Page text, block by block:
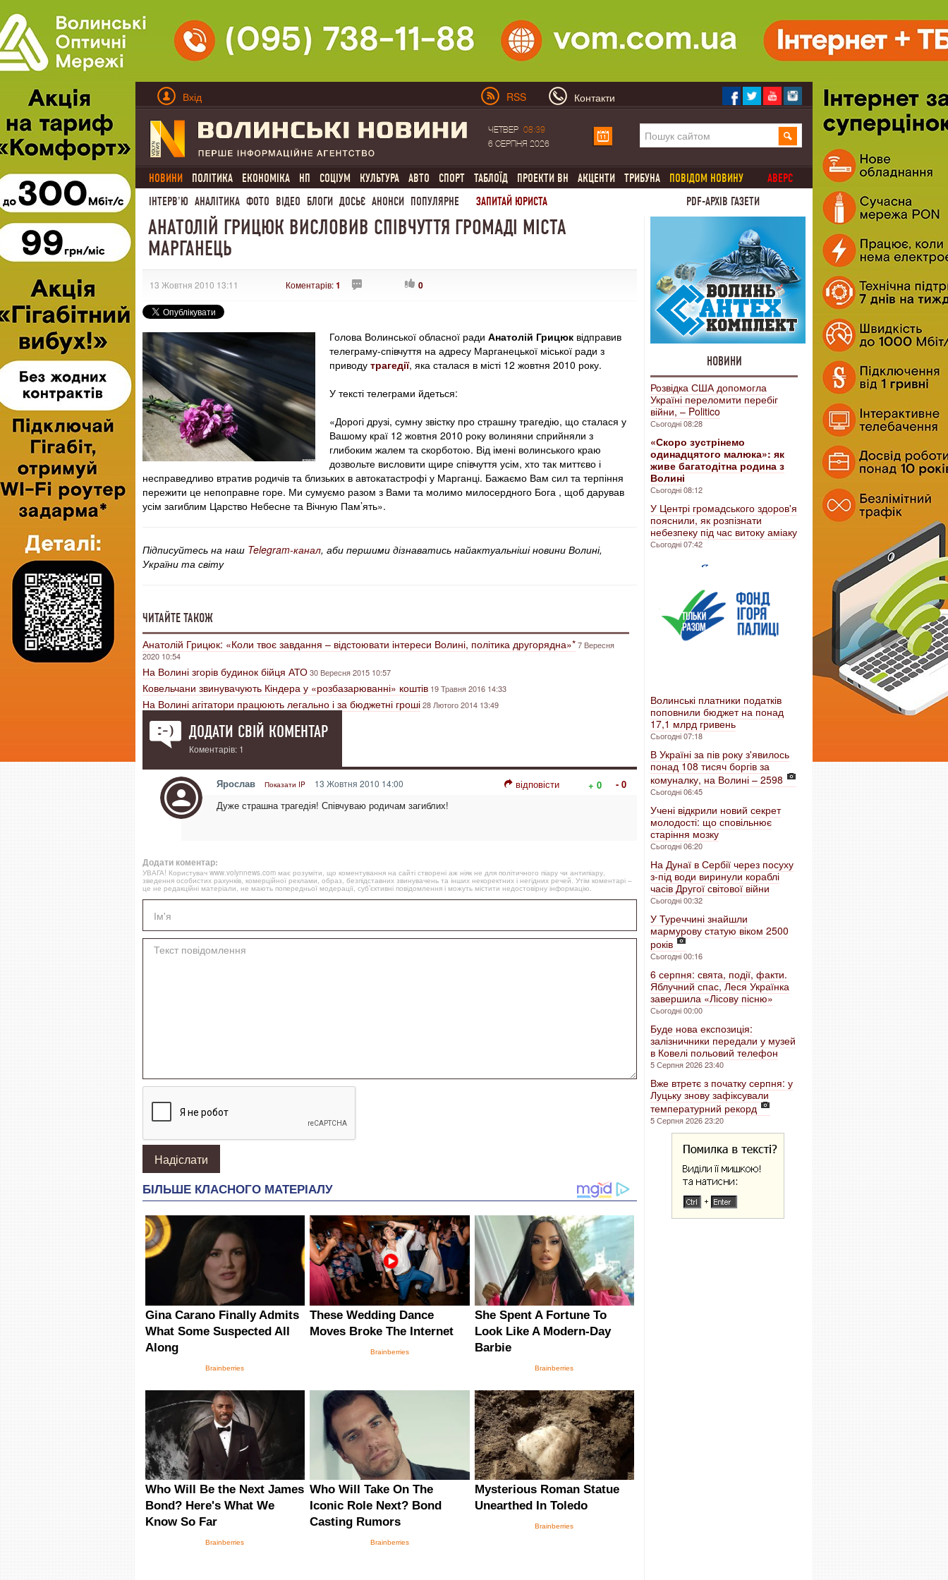
Вхід RSS Контакти
ЧЕТВЕР
08:39
6 СЕРПНЯ 2026
НОВИНИ ПОЛІТИКА ЕКОНОМІКА НП СОЦІУМ КУЛЬТУРА АВТО СПОРТ ТАБЛОЇД ПРОЕКТИ ВН АКЦЕНТИ ТРИБУНА ПОВІДОМ НОВИНУ
АВЕРС
ІНТЕРВ'Ю АНАЛІТИКА ФОТО ВІДЕО БЛОГИ ДОСЬЄ АНОНСИ ПОПУЛЯРНЕ ЗАПИТАЙ ЮРИСТА PDF-АРХІВ ГАЗЕТИ
АНАТОЛІЙ ГРИЦЮК ВИСЛОВИВ СПІВЧУТТЯ ГРОМАДІ МІСТА
МАРГАНЕЦЬ
13 Жовтня 2010 13:11 Коментарів:1 0
Голова Волинської обласної ради Анатолій Грицюк відправив
телеграму-співчуття на адресу Марганецької міської ради з
приводу трагедії, яка сталася в місті 12 жовтня 2010 року.
У тексті телеграми йдеться:
«Дорогі друзі, сумну звістку про страшну трагедію, що сталася у
Вашому краї 12 жовтня 2010 року волиняни сприйняли з
глибоким жалем та скорботою. Від імені волинського краю
дозвольте висловити щире співчуття усім, хто так миттєво і
несправедливо втратив родичів та близьких в автокатастрофі у Марганці. Бажаємо Вам сил та терпіння
пережити це непоправне горе. Ми сумуємо разом з Вами та молимо милосердного Бога , щоб дарував
усім загиблим Царство Небесне та Вічную Пам’ять».
Підписуйтесь на наш Telegram-канал, аби першими дізнаватись найактуальніші новини Волині,
України та світу
ЧИТАЙТЕ ТАКОЖ
Анатолій Грицюк: «Коли твоє завдання – відстоювати інтереси Волині, політика другорядна»*7 Вересня
2020 10:54
На Волині згорів будинок бійця АТО30 Вересня 2015 10:57
Ковельчани звинувачують Кіндера у «розбазарюванні» коштів 19 Травня 2016 14:33
На Волині агітатори працюють легально і за бюджетні гроші28 Лютого 2014 13:49
ДОДАТИ СВІЙ КОМЕНТАР
Коментарів: 1
Ярослав Показати IP 13 Жовтня 2010 14:00 відповісти + 0
- 0
Дуже страшна трагедія! Співчуваю родичам загиблих!
Додати коментар:
УВАГА! Користувач www.volynnews.com має розуміти, що коментування на сайті створені аж ніяк не для політичного піару чи антипіару,
зведення особистих рахунків, комерційної реклами, образ, безпідставних звинувачень та інших некоректних і негідних речей. Утім коментарі –
це не редакційні матеріали, не мають попередньої модерації, суб’єктивні повідомлення і можуть містити недостовірну інформацію.
НОВИНИ
Розвідка США допомогла
Україні переломити перебіг
війни, – Politico
Сьогодні 08:28
«Скоро зустрінемо
одинадцятого малюка»: як
живе багатодітна родина з
Волині
Сьогодні 08:12
У Центрі громадського здоров'я
пояснили, як розпізнати
небезпеку під час витоку аміаку
Сьогодні 07:42
Волинські платники податків
поповнили бюджет на понад
17,1 млрд гривень
Сьогодні 07:18
В Україні за пів року з'явилось
понад 108 тисяч боргів за
комуналку, на Волині – 2598
Сьогодні 06:45
Учені відкрили новий секрет
молодості: що сповільнює
старіння мозку
Сьогодні 06:20
На Дунаї в Сербії через посуху
з-під води виринули кораблі
часів Другої світової війни
Сьогодні 00:32
У Туреччині знайшли
мармурову статую віком 2500
років
Сьогодні 00:16
6 серпня: свята, події, факти.
Яблучний спас, Леся Українка
завершила «Лісову пісню»
Сьогодні 00:00
Буде нова експозиція:
залізничники передали у музей
в Ковелі польовий телефон
5 Серпня 2026 23:40
Вже втретє з початку серпня: у
Луцьку знову зафіксували
температурний рекорд
5 Серпня 2026 23:20